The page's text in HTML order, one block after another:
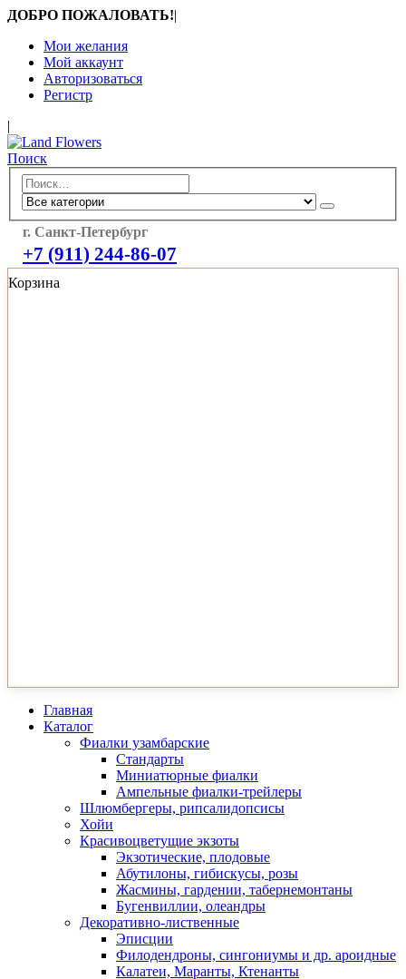
ДОБРО ПОЖАЛОВАТЬ!|
Мои желания
Мой аккаунт
Авторизоваться
Регистр
|
Поиск
г. Санкт-Петербург
+7 (911) 244-86-07
Корзина
Главная
Каталог
Фиалки узамбарские
Стандарты
Миниатюрные фиалки
Ампельные фиалки-трейлеры
Шлюмбергеры, рипсалидопсисы
Хойи
Красивоцветущие экзоты
Экзотические, плодовые
Абутилоны, гибискусы, розы
Жасмины, гардении, табернемонтаны
Бугенвиллии, олеандры
Декоративно-лиственные
Эписции
Филодендроны, сингониумы и др. ароидные
Калатеи, Маранты, Ктенанты